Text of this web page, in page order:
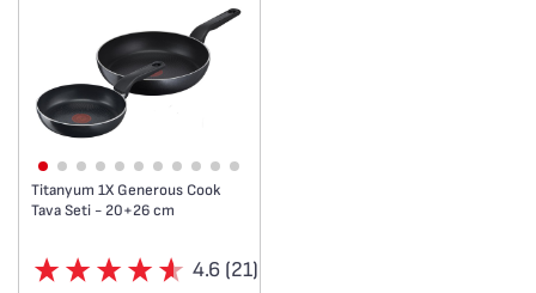
cm tencere (2,1 L) + 20 cm
tencere (3 L) + 24 cm
tencere (5,2 L)
Titanyum 1X Generous Cook
Tava Seti - 20+26 cm
4.6 (21)